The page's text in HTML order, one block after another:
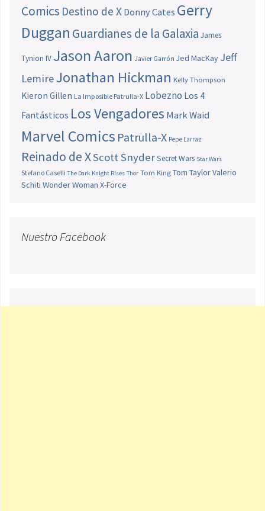
Comics Destino de X Donny Cates Gerry
Duggan Guardianes de la Galaxia James
Tynion IV Jason Aaron Javier Garrón Jed MacKay Jeff
LemireJonathan Hickman Kelly Thompson
Kieron Gillen La Imposible Patrulla-X Lobezno Los 4
Fantásticos Los Vengadores Mark Waid
Marvel Comics Patrulla-X Pepe Larraz
Reinado de XScott SnyderSecret Wars Star Wars
Stefano Caselli The Dark Knight Rises Thor Tom King Tom TaylorValerio
Schiti Wonder Woman X-Force
Nuestro Facebook